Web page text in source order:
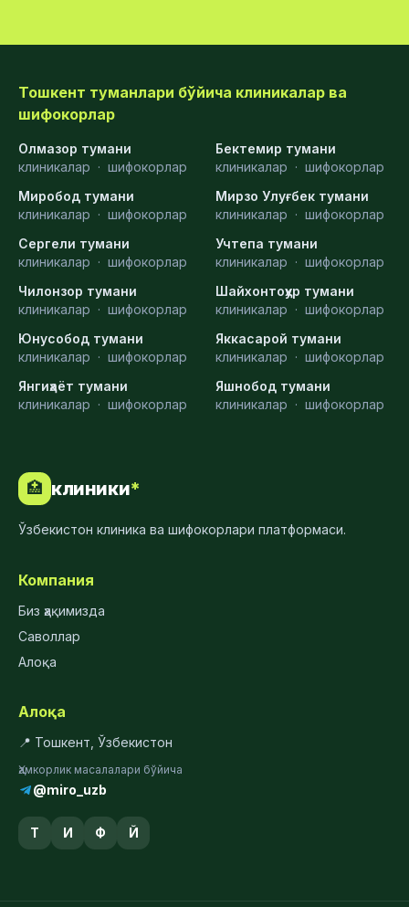
Тошкент туманлари бўйича клиникалар ва
шифокорлар
Олмазор тумани
клиникалар · шифокорлар
Бектемир тумани
клиникалар · шифокорлар
Миробод тумани
клиникалар · шифокорлар
Мирзо Улуғбек тумани
клиникалар · шифокорлар
Сергели тумани
клиникалар · шифокорлар
Учтепа тумани
клиникалар · шифокорлар
Чилонзор тумани
клиникалар · шифокорлар
Шайхонтоҳур тумани
клиникалар · шифокорлар
Юнусобод тумани
клиникалар · шифокорлар
Яккасарой тумани
клиникалар · шифокорлар
Янгиҳаёт тумани
клиникалар · шифокорлар
Яшнобод тумани
клиникалар · шифокорлар
🏥 клиники*
Ўзбекистон клиника ва шифокорлари платформаси.
Компания
Биз ҳақимизда
Саволлар
Алоқа
Алоқа
📍 Тошкент, Ўзбекистон
Ҳамкорлик масалалари бўйича
@miro_uzb
Т И Ф Й